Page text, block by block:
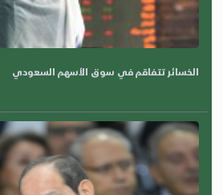
الخسائر تتفاقم في سوق الأسهم السعودي